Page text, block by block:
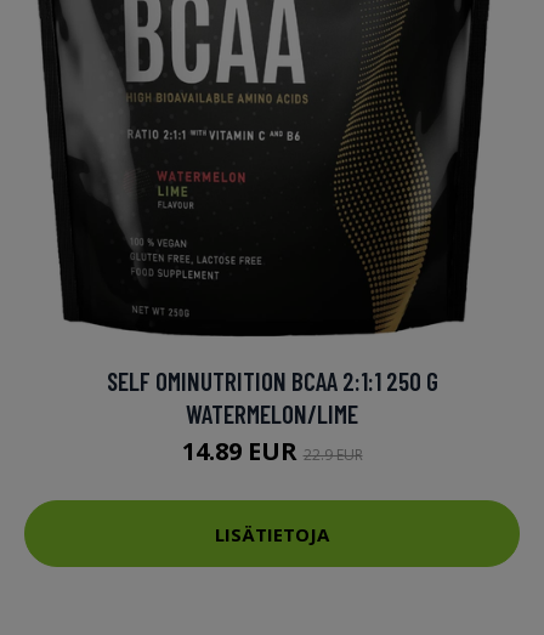
SELF OMINUTRITION BCAA 2:1:1 250 G
WATERMELON/LIME
14.89 EUR22.9 EUR
LISÄTIETOJA